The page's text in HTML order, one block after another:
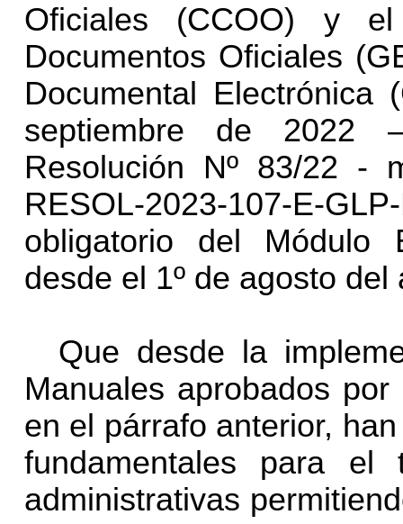
Oficiales (CCOO) y
Documentos Oficiales
Documental
septiembre de 2022
Resolución Nº 83/22 -
RESOL-2023-107-E-
obligatorio del Módulo
desde el 1º de agosto del
Que desde la
Manuales aprobados
en el párrafo anterior,
fundamentales para
administrativas